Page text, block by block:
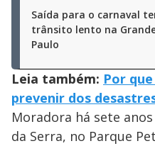
Saída para o carnaval
trânsito lento na
Paulo
Leia também: Por
prevenir dos
Moradora há sete
da Serra, no Parque